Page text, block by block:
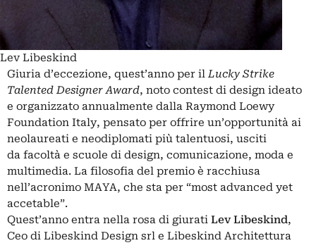
Lev Libeskind
Giuria d’eccezione, quest’anno per ilLucky Strike
Talented Designer Award, noto contest di design ideato
e organizzato annualmente dalla Raymond Loewy
Foundation Italy, pensato per offrire un’opportunità ai
neolaureati e neodiplomati più talentuosi, usciti
da facoltà e scuole di design, comunicazione, moda e
multimedia. La filosofia del premio è racchiusa
nell’acronimo MAYA, che sta per “most advanced yet
accetable”.
Quest’anno entra nella rosa di giurati Lev Libeskind,
Ceo di Libeskind Design srl e Libeskind Architettura